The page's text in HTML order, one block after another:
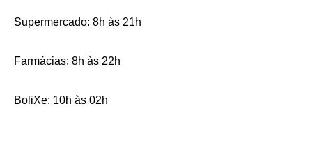
Supermercado: 8h às 21h
Farmácias: 8h às 22h
BoliXe: 10h às 02h